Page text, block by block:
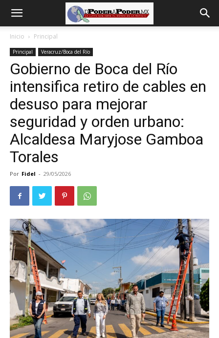
poder
Poder
Inicio Principal
Principal Veracruz/Boca del Río
Gobierno de Boca del Río
intensifica retiro de cables en
desuso para mejorar
seguridad y orden urbano:
Alcaldesa Maryjose Gamboa
Torales
Por Fidel - 29/05/2026